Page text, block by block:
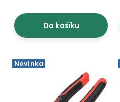
Do košíku
Novinka